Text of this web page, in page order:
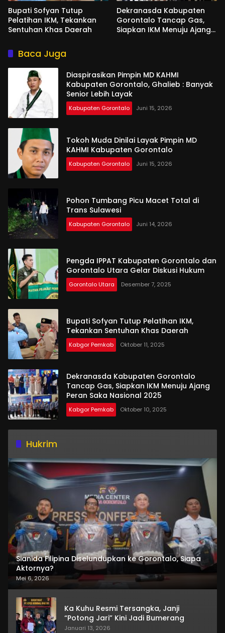
Bupati Sofyan Tutup
Pelatihan IKM, Tekankan
Sentuhan Khas Daerah
Dekranasda Kabupaten
Gorontalo Tancap Gas,
Siapkan IKM Menuju Ajang
Baca Juga
Diaspirasikan Pimpin MD KAHMI
Kabupaten Gorontalo, Ghalieb : Banyak
Senior Lebih Layak
Kabupaten Gorontalo Juni 15, 2026
Tokoh Muda Dinilai Layak Pimpin MD
KAHMI Kabupaten Gorontalo
Kabupaten Gorontalo Juni 15, 2026
Pohon Tumbang Picu Macet Total di
Trans Sulawesi
Kabupaten Gorontalo Juni 14, 2026
Pengda IPPAT Kabupaten Gorontalo dan
Gorontalo Utara Gelar Diskusi Hukum
Gorontalo Utara Desember 7, 2025
Bupati Sofyan Tutup Pelatihan IKM,
Tekankan Sentuhan Khas Daerah
Kabgor Pemkab Oktober 11, 2025
Dekranasda Kabupaten Gorontalo
Tancap Gas, Siapkan IKM Menuju Ajang
Peran Saka Nasional 2025
Kabgor Pemkab Oktober 10, 2025
Hukrim
Sianida Filipina Diselundupkan ke Gorontalo, Siapa
Aktornya?
Mei 6, 2026
Ka Kuhu Resmi Tersangka, Janji
“Potong Jari” Kini Jadi Bumerang
Januari 13, 2026